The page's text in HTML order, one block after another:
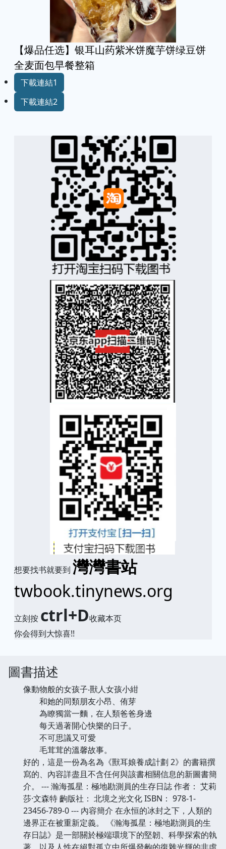
【爆品任选】银耳山药紫米饼魔芋饼绿豆饼
全麦面包早餐整箱
下載連結1
下載連結2
想要找书就要到 灣灣書站
twbook.tinynews.org
立刻按 ctrl+D收藏本页
你会得到大惊喜!!
圖書描述
像動物般的女孩子‧獸人女孩小紺
和她的同類朋友小昂、侑芽
為瞭獨當一麵，在人類爸爸身邊
每天過著開心快樂的日子。
不可思議又可愛
毛茸茸的溫馨故事。
好的，這是一份為名為《獸耳娘養成計劃 2》的書籍撰
寫的、內容詳盡且不含任何與該書相關信息的新圖書簡
介。 --- 瀚海孤星：極地勘測員的生存日誌 作者： 艾莉
莎·文森特 齣版社： 北境之光文化 ISBN： 978-1-
23456-789-0 --- 內容簡介 在永恒的冰封之下，人類的
邊界正在被重新定義。 《瀚海孤星：極地勘測員的生
存日誌》是一部關於極端環境下的堅韌、科學探索的執